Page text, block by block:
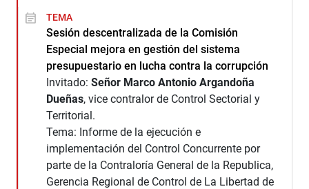
TEMA
Sesión descentralizada de la Comisión
Especial mejora en gestión del sistema
presupuestario en lucha contra la corrupción
Invitado: Señor Marco Antonio Argandoña
Dueñas, vice contralor de Control Sectorial y
Territorial.
Tema: Informe de la ejecución e
implementación del Control Concurrente por
parte de la Contraloría General de la Republica,
Gerencia Regional de Control de La Libertad de